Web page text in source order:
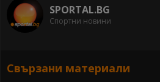
SPORTAL.BG
Спортни новини
Свързани материали